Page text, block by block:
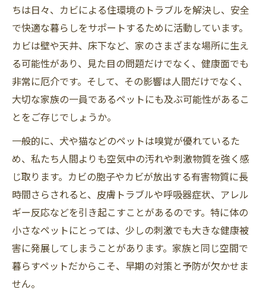
ちは日々、カビによる住環境のトラブルを解決し、安全
で快適な暮らしをサポートするために活動しています。
カビは壁や天井、床下など、家のさまざまな場所に生え
る可能性があり、見た目の問題だけでなく、健康面でも
非常に厄介です。そして、その影響は人間だけでなく、
大切な家族の一員であるペットにも及ぶ可能性があるこ
とをご存じでしょうか。
一般的に、犬や猫などのペットは嗅覚が優れているた
め、私たち人間よりも空気中の汚れや刺激物質を強く感
じ取ります。カビの胞子やカビが放出する有害物質に長
時間さらされると、皮膚トラブルや呼吸器症状、アレル
ギー反応などを引き起こすことがあるのです。特に体の
小さなペットにとっては、少しの刺激でも大きな健康被
害に発展してしまうことがあります。家族と同じ空間で
暮らすペットだからこそ、早期の対策と予防が欠かせま
せん。